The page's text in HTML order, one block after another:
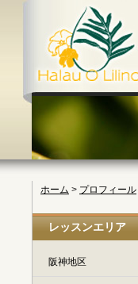
ホーム > プロフィール
レッスンエリア
阪神地区